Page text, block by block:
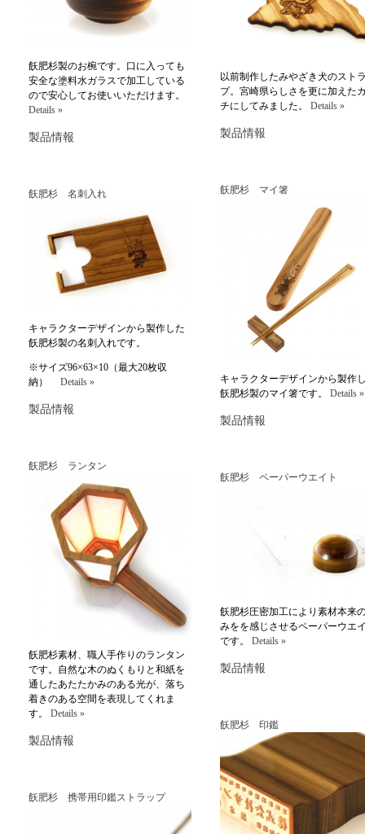
以前制作したみやざき犬のスト
プ。宮崎県らしさを更に加えた
チにしてみました。 Details »
製品情報
飫肥杉製のお椀です。口に入っても
安全な塗料水ガラスで加工している
ので安心してお使いいただけます。
Details »
製品情報
飫肥杉 マイ箸
キャラクターデザインから製作
飫肥杉製のマイ箸です。 Details »
製品情報
飫肥杉 名刺入れ
キャラクターデザインから製作した
飫肥杉製の名刺入れです。
※サイズ96×63×10（最大20枚収
納） Details »
製品情報
飫肥杉 ランタン
飫肥杉素材、職人手作りのランタン
です。自然な木のぬくもりと和紙を
通したあたたかみのある光が、落ち
着きのある空間を表現してくれま
す。 Details »
製品情報
飫肥杉 ペーパーウエイト
飫肥杉圧密加工により素材本来
みをを感じさせるペーパーウエ
です。 Details »
製品情報
飫肥杉 印鑑
飫肥杉 携帯用印鑑ストラップ